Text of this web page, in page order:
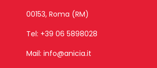
00153, Roma (RM)
Tel: +39 06 5898028
Mail: info@anicia.it